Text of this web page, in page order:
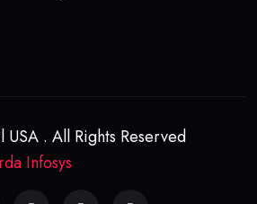
. All Rights Reserved
Infosys